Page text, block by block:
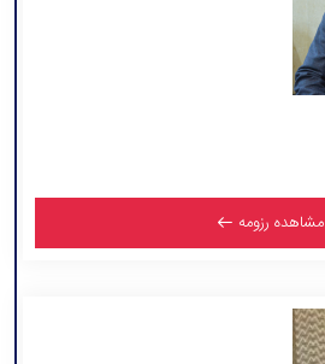
مشاهده رزومه